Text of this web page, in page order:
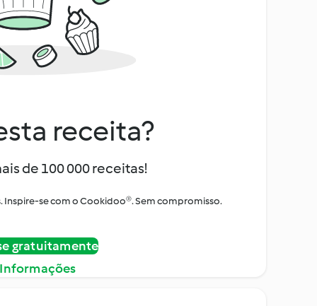
receita?
de 100 000 receitas!
Inspire-se com o Cookidoo®. Sem compromisso.
gratuitamente